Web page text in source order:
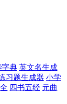
字典 英文名生成
习题生成器 小学
四书五经 元曲